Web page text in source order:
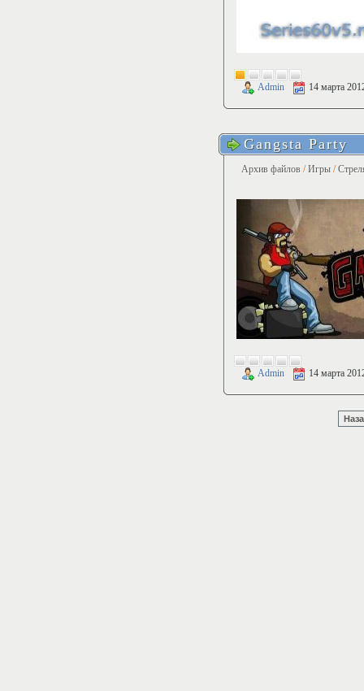
Admin 14 марта
Gangsta Party
Архив файлов /Игры /
Admin 14 марта